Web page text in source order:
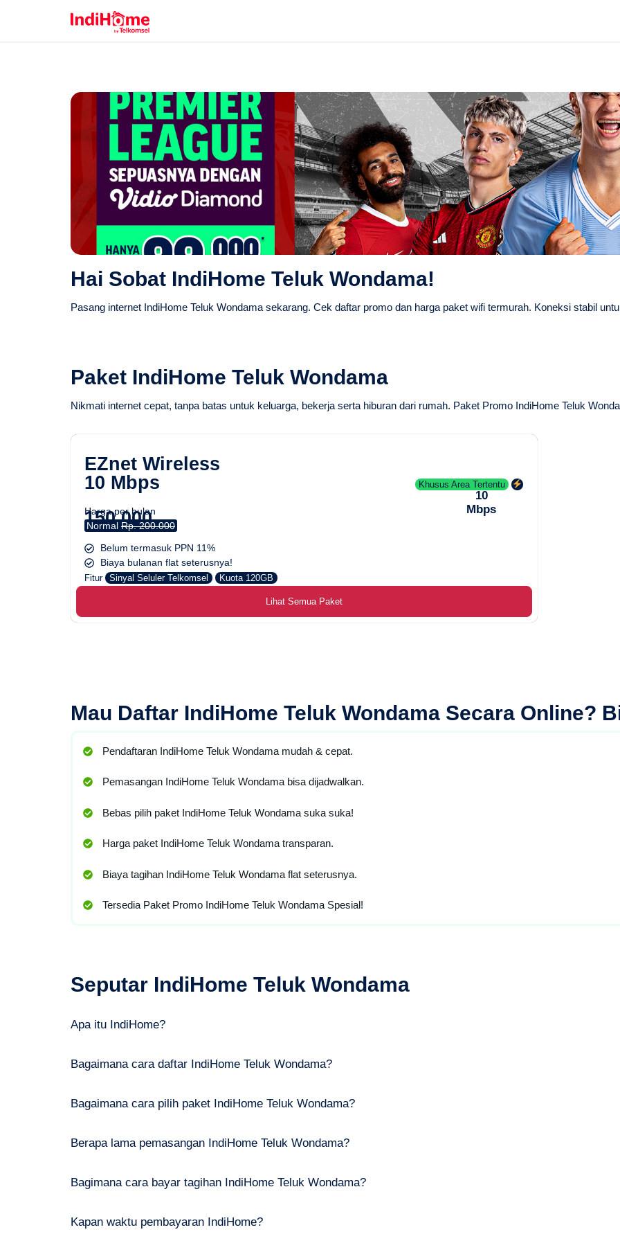
Hai Sobat IndiHome Teluk Wondama!
Pasang internet IndiHome Teluk Wondama sekarang. Cek daftar promo dan harga paket wifi termurah. Koneksi stabil
Paket IndiHome Teluk Wondama
Nikmati internet cepat, tanpa batas untuk keluarga, bekerja serta hiburan dari rumah. Paket Promo IndiHome Teluk
EZnet Wireless
10 Mbps
Harga per bulan
150.000
Normal Rp. 200.000
Khusus Area Tertentu
10
Mbps
Belum termasuk PPN 11%
Biaya bulanan flat seterusnya!
Fitur Sinyal Seluler Telkomsel Kuota 120GB
Lihat Semua Paket
Mau Daftar IndiHome Teluk Wondama Secara Online?
Pendaftaran IndiHome Teluk Wondama mudah & cepat.
Pemasangan IndiHome Teluk Wondama bisa dijadwalkan.
Bebas pilih paket IndiHome Teluk Wondama suka suka!
Harga paket IndiHome Teluk Wondama transparan.
Biaya tagihan IndiHome Teluk Wondama flat seterusnya.
Tersedia Paket Promo IndiHome Teluk Wondama Spesial!
Seputar IndiHome Teluk Wondama
Apa itu IndiHome?
Bagaimana cara daftar IndiHome Teluk Wondama?
Bagaimana cara pilih paket IndiHome Teluk Wondama?
Berapa lama pemasangan IndiHome Teluk Wondama?
Bagimana cara bayar tagihan IndiHome Teluk Wondama?
Kapan waktu pembayaran IndiHome?